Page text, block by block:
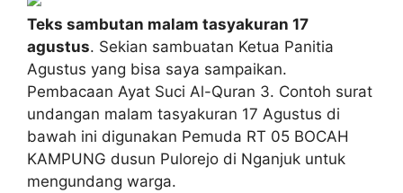
Teks sambutan malam tasyakuran 17
agustus. Sekian sambuatan Ketua Panitia
Agustus yang bisa saya sampaikan.
Pembacaan Ayat Suci Al-Quran 3. Contoh surat
undangan malam tasyakuran 17 Agustus di
bawah ini digunakan Pemuda RT 05 BOCAH
KAMPUNG dusun Pulorejo di Nganjuk untuk
mengundang warga.